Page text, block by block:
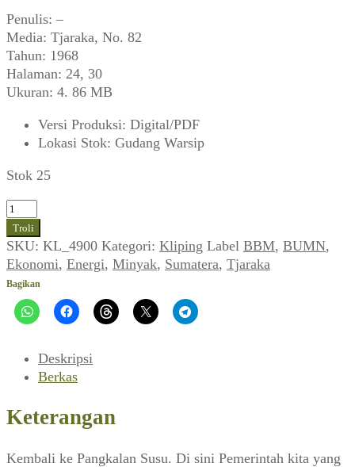
Penulis: –
Media: Tjaraka, No. 82
Tahun: 1968
Halaman: 24, 30
Ukuran: 4. 86 MB
Versi Produksi: Digital/PDF
Lokasi Stok: Gudang Warsip
Stok 25
Kuantitas
Pangkalan
Susu
Ikut
Membangun
(Tjaraka,
September
Troli
SKU: KL_4900 Kategori: Kliping Label BBM, BUMN,
Ekonomi, Energi, Minyak, Sumatera, Tjaraka
Bagikan
Deskripsi
Berkas
Keterangan
Kembali ke Pangkalan Susu. Di sini Pemerintah kita yang